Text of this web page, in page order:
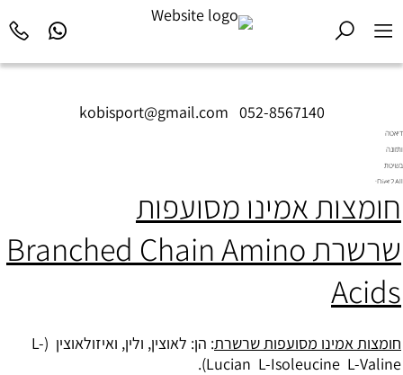
kobisport@gmail.com 052-8567140
דיאטה
ותזונה
בשיטת
Diet2All:
המושלם.
חומצות אמינו מסועפות
שרשרת Branched Chain Amino
Acids
חומצות אמינו מסועפות שרשרת
: הן: לאוצין, ולין, ואיזולאוצין (L-
Lucian L-Isoleucine L-Valine).